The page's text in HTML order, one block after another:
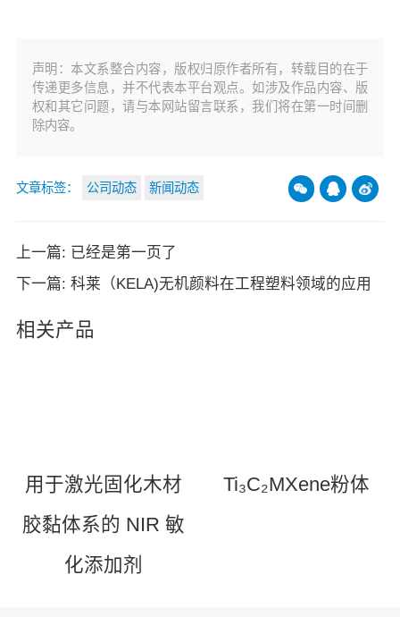
声明：本文系整合内容，版权归原作者所有，转载目的在于
传递更多信息，并不代表本平台观点。如涉及作品内容、版
权和其它问题，请与本网站留言联系，我们将在第一时间删
除内容。
文章标签： 公司动态 新闻动态
上一篇: 已经是第一页了
下一篇: 科莱（KELA)无机颜料在工程塑料领域的应用
相关产品
用于激光固化木材
胶黏体系的 NIR 敏
化添加剂
Ti₃C₂MXene粉体